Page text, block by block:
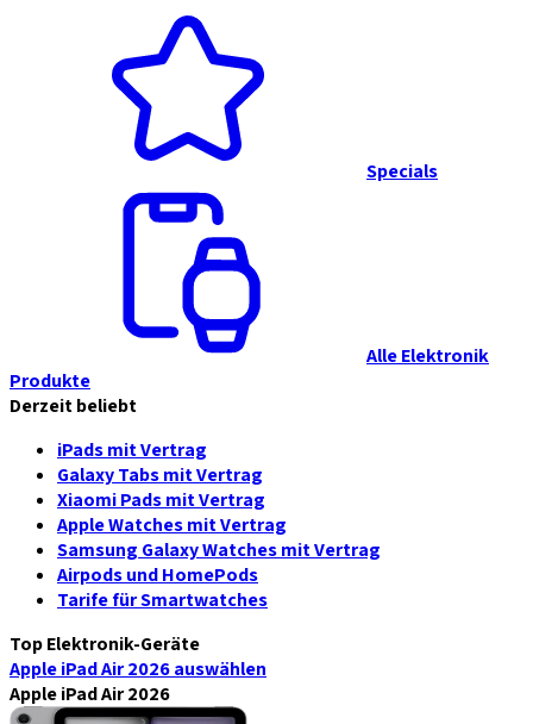
Specials
Alle Elektronik
Produkte
Derzeit beliebt
iPads mit Vertrag
Galaxy Tabs mit Vertrag
Xiaomi Pads mit Vertrag
Apple Watches mit Vertrag
Samsung Galaxy Watches mit Vertrag
Airpods und HomePods
Tarife für Smartwatches
Top Elektronik-Geräte
Apple iPad Air 2026auswählen
Apple iPad Air 2026